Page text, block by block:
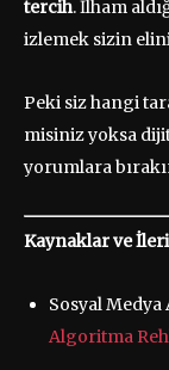
tercih. İlham
izlemek sizin
Peki siz hangi
misiniz yoksa
yorumlara
Kaynaklar ve
Sosyal
Algoritma